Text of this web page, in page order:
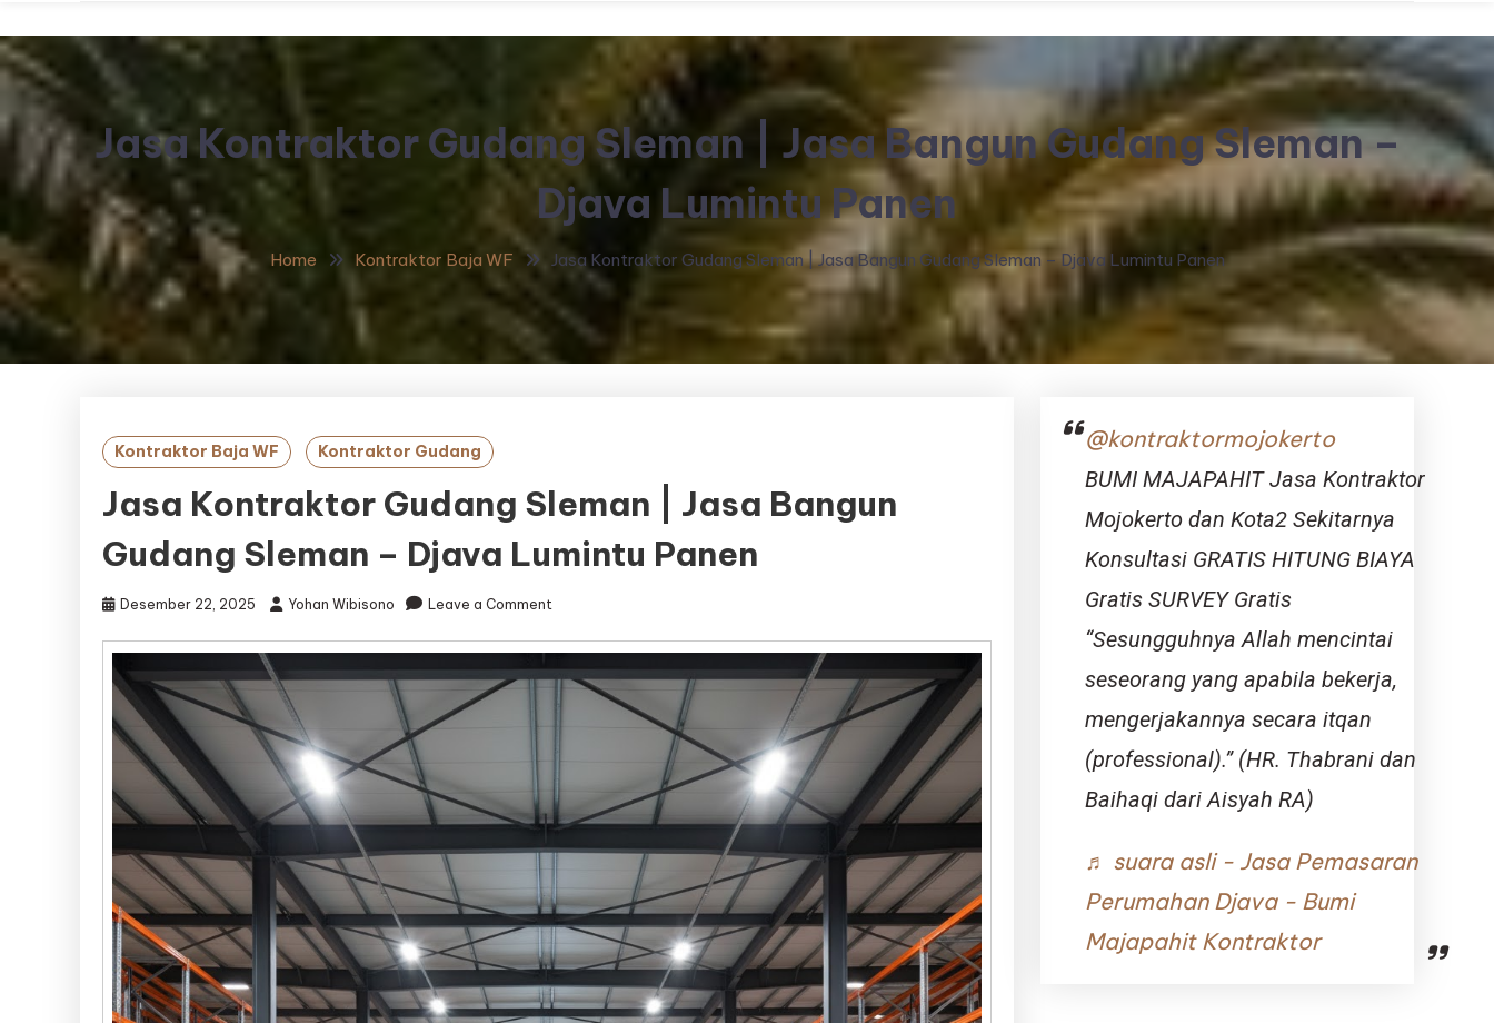
Jasa Kontraktor Gudang Sleman | Jasa Bangun Gudang Sleman –
Djava Lumintu Panen
Home Kontraktor Baja WF Jasa Kontraktor Gudang Sleman | Jasa Bangun Gudang Sleman – Djava Lumintu Panen
Kontraktor Baja WF Kontraktor Gudang
Jasa Kontraktor Gudang Sleman | Jasa Bangun
Gudang Sleman – Djava Lumintu Panen
Desember 22, 2025 Yohan Wibisono Leave a Comment
Kontraktor
Gudang
Sleman
Sleman
–
Djava
Panen
@kontraktormojokerto
BUMI MAJAPAHIT Jasa Kontraktor
Mojokerto dan Kota2 Sekitarnya
Konsultasi GRATIS HITUNG BIAYA
Gratis SURVEY Gratis
“Sesungguhnya Allah mencintai
seseorang yang apabila bekerja,
mengerjakannya secara itqan
(professional).” (HR. Thabrani dan
Baihaqi dari Aisyah RA)
♬ suara asli - Jasa Pemasaran
Perumahan Djava - Bumi
Majapahit Kontraktor